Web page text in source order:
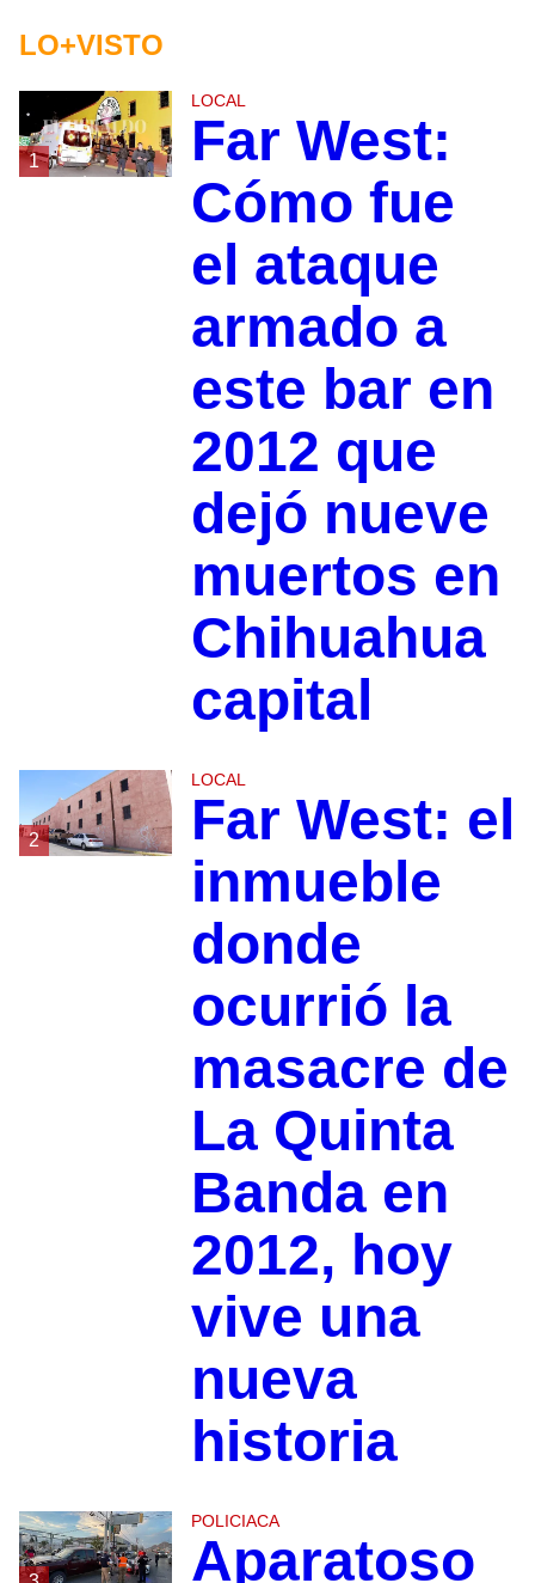
LO+VISTO
1
LOCAL
Far West:
Cómo fue
el ataque
armado a
este bar en
2012 que
dejó nueve
muertos en
Chihuahua
capital
2
LOCAL
Far West: el
inmueble
donde
ocurrió la
masacre de
La Quinta
Banda en
2012, hoy
vive una
nueva
historia
POLICIACA
Aparatoso